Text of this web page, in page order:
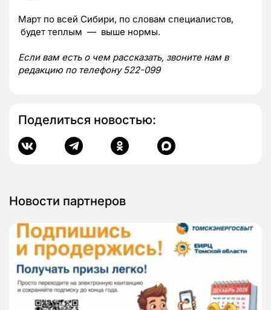
Март по всей Сибири, по словам специалистов,
будет теплым — выше нормы.
Если вам есть о чем рассказать, звоните нам в
редакцию по телефону 522-099
Поделиться новостью:
Новости партнеров